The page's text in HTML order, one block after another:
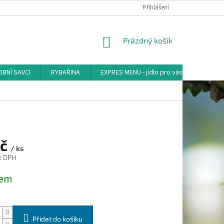
Přihlášení
NÁKUPNÍ
Prázdný košík
SAVCI RYBAŘINA EXPRES MENU - jídlo pro vás
/ ks
DPH
Přidat do košíku